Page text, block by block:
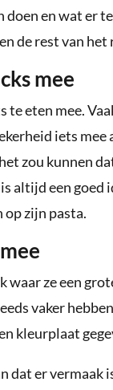
en wat er
de rest van
mee
te eten mee.
iets
zou kunnen
altijd een goed
op zijn pasta.
ze een
vaker
kleurplaat
dat er vermaak